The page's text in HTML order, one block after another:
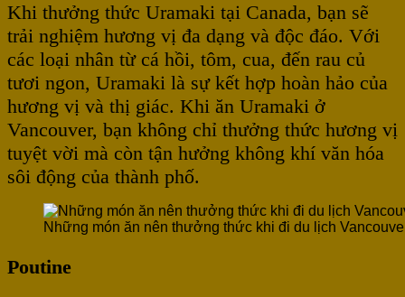
Khi thưởng thức Uramaki tại Canada, bạn sẽ
trải nghiệm hương vị đa dạng và độc đáo. Với
các loại nhân từ cá hồi, tôm, cua, đến rau củ
tươi ngon, Uramaki là sự kết hợp hoàn hảo của
hương vị và thị giác. Khi ăn Uramaki ở
Vancouver, bạn không chỉ thưởng thức hương vị
tuyệt vời mà còn tận hưởng không khí văn hóa
sôi động của thành phố.
Những món ăn nên thưởng thức khi đi du lịch
Poutine